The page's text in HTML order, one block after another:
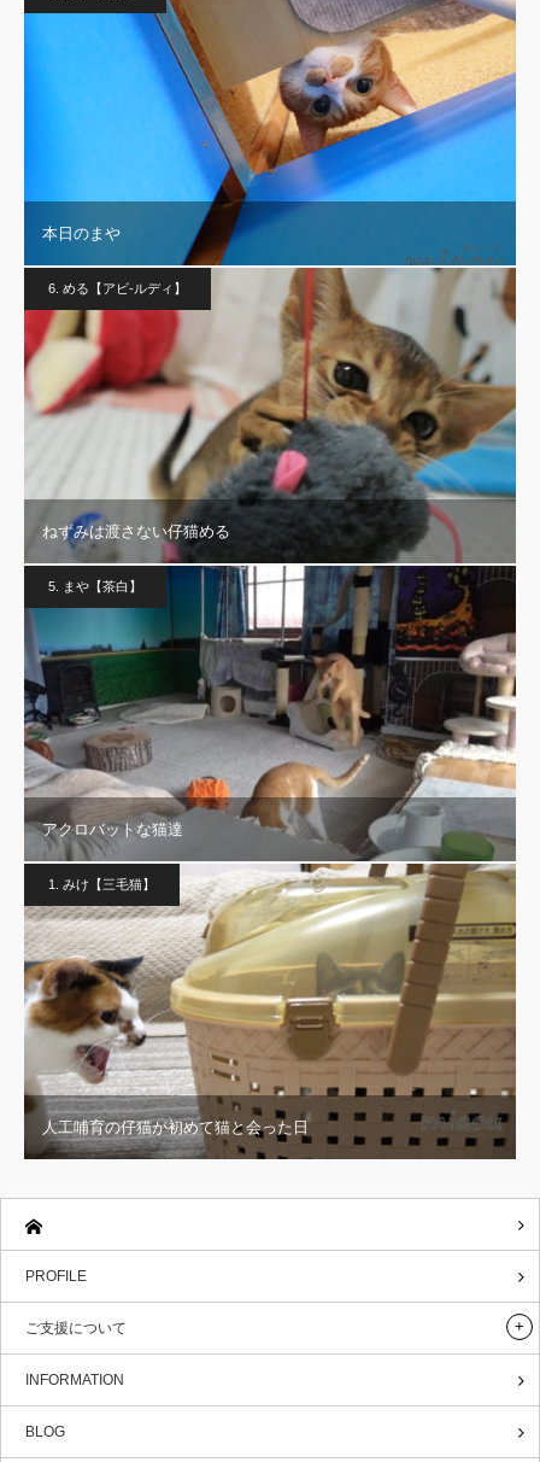
本日のまや
6. める【アビ-ルディ】
ねずみは渡さない仔猫める
5. まや【茶白】
アクロバットな猫達
1. みけ【三毛猫】
人工哺育の仔猫が初めて猫と会った日
PROFILE
ご支援について
INFORMATION
BLOG